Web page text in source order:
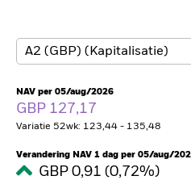
NAV per 05/aug/2026
GBP 127,17
Variatie 52wk: 123,44 - 135,48
Verandering NAV 1 dag per 05/aug/
GBP 0,91 (0,72%)